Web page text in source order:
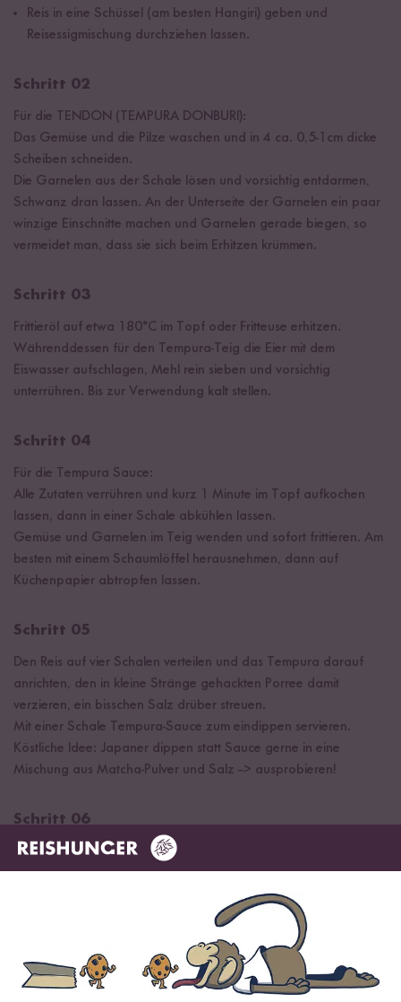
Reis in eine Schüssel (am besten Hangiri) geben und
Reisessigmischung durchziehen lassen.
Schritt 02
Für die TENDON (TEMPURA DONBURI):
Das Gemüse und die Pilze waschen und in 4 ca. 0,5-1cm dicke
Scheiben schneiden.
Die Garnelen aus der Schale lösen und vorsichtig entdarmen,
Schwanz dran lassen. An der Unterseite der Garnelen ein paar
winzige Einschnitte machen und Garnelen gerade biegen, so
vermeidet man, dass sie sich beim Erhitzen krümmen.
Schritt 03
Frittieröl auf etwa 180°C im Topf oder Fritteuse erhitzen.
Währenddessen für den Tempura-Teig die Eier mit dem
Eiswasser aufschlagen, Mehl rein sieben und vorsichtig
unterrühren. Bis zur Verwendung kalt stellen.
Schritt 04
Für die Tempura Sauce:
Alle Zutaten verrühren und kurz 1 Minute im Topf aufkochen
lassen, dann in einer Schale abkühlen lassen.
Gemüse und Garnelen im Teig wenden und sofort frittieren. Am
besten mit einem Schaumlöffel herausnehmen, dann auf
Küchenpapier abtropfen lassen.
Schritt 05
Den Reis auf vier Schalen verteilen und das Tempura darauf
anrichten, den in kleine Stränge gehackten Porree damit
verzieren, ein bisschen Salz drüber streuen.
Mit einer Schale Tempura-Sauce zum eindippen servieren.
Köstliche Idee: Japaner dippen statt Sauce gerne in eine
Mischung aus Matcha-Pulver und Salz --> ausprobieren!
Schritt 06
Für die SHISO-ONIGIRI:
Gekochten Reis sanft mit Shiso Furikake Würzmischung mischen,
dann Hände mit Wasser anfeuchten und kleine längliche Kugeln
formen (1-2 pro Person), diese auf einem kleinen Teller
anrichten, zur Verzierung können noch kleine Nori-Blätter in
Streifen geschnitten werden und als Gürtel um die Reiskugel
gelegt werden.